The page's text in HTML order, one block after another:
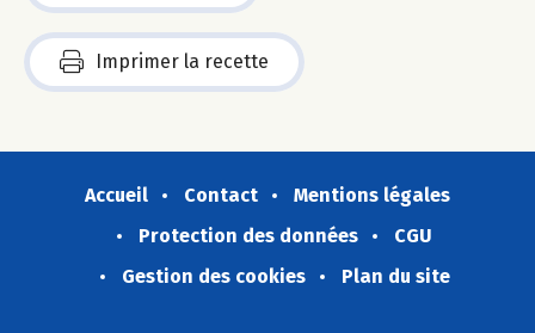
Imprimer la recette
Accueil Contact
Mentions légales
Protection des données
CGU
Gestion des cookies
Plan du site